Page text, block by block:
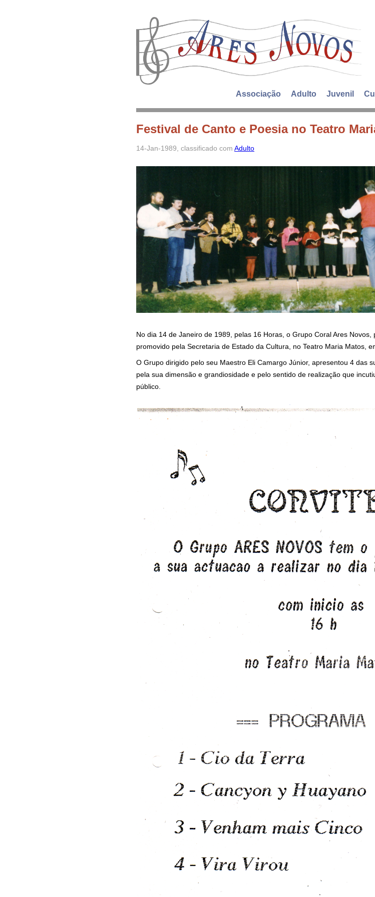
Associação Adulto Juvenil
Festival de Canto e Poesia no Teatro
14-Jan-1989 , classificado com Adulto
No dia 14 de Janeiro de 1989, pelas 16 Horas, o Grupo Coral Ares Novos,
promovido pela Secretaria de Estado da Cultura, no Teatro Maria Matos,
O Grupo dirigido pelo seu Maestro Eli Camargo Júnior, apresentou 4 das
pela sua dimensão e grandiosidade e pelo sentido de realização que
público.